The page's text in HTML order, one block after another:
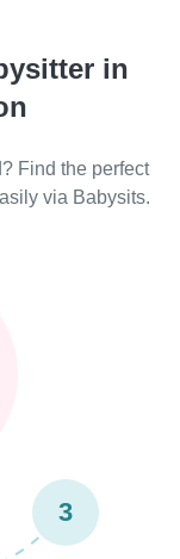
in
Find the perfect
via Babysits.
3